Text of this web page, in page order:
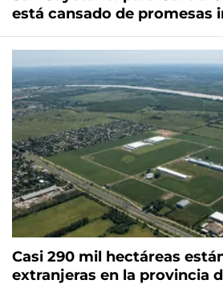
está cansado de promesas
Casi 290 mil hectáreas
extranjeras en la provincia